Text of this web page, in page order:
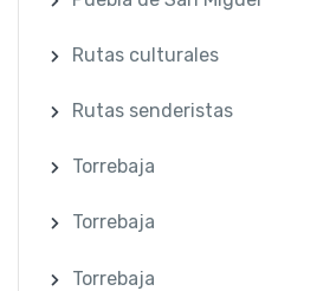
Rutas culturales
Rutas senderistas
Torrebaja
Torrebaja
Torrebaja